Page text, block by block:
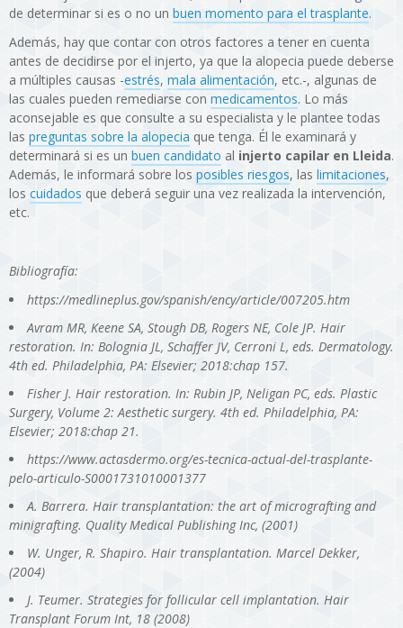
de determinar si es o no un buen momento para el trasplante.
Además, hay que contar con otros factores a tener en cuenta
antes de decidirse por el injerto, ya que la alopecia puede deberse
a múltiples causas -estrés, mala alimentación, etc.-, algunas de
las cuales pueden remediarse con medicamentos. Lo más
aconsejable es que consulte a su especialista y le plantee todas
las preguntas sobre la alopecia que tenga. Él le examinará y
determinará si es un buen candidato al injerto capilar en Lleida.
Además, le informará sobre los posibles riesgos, las limitaciones,
los cuidados que deberá seguir una vez realizada la intervención,
etc.
Bibliografía:
https://medlineplus.gov/spanish/ency/article/007205.htm
Avram MR, Keene SA, Stough DB, Rogers NE, Cole JP. Hair
restoration. In: Bolognia JL, Schaffer JV, Cerroni L, eds. Dermatology.
4th ed. Philadelphia, PA: Elsevier; 2018:chap 157.
Fisher J. Hair restoration. In: Rubin JP, Neligan PC, eds. Plastic
Surgery, Volume 2: Aesthetic surgery. 4th ed. Philadelphia, PA:
Elsevier; 2018:chap 21.
https://www.actasdermo.org/es-tecnica-actual-del-trasplante-
pelo-articulo-S0001731010001377
A. Barrera. Hair transplantation: the art of micrografting and
minigrafting. Quality Medical Publishing Inc, (2001)
W. Unger, R. Shapiro. Hair transplantation. Marcel Dekker,
(2004)
J. Teumer. Strategies for follicular cell implantation. Hair
Transplant Forum Int, 18 (2008)